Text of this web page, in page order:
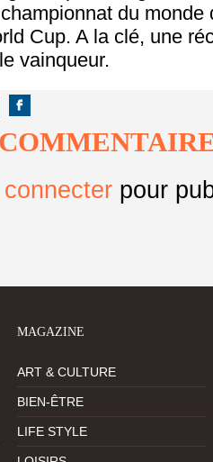
du
Cup. A la clé, une
vainqueur.
pour
MAGAZINE
ART & CULTURE
BIEN-ÊTRE
LIFE STYLE